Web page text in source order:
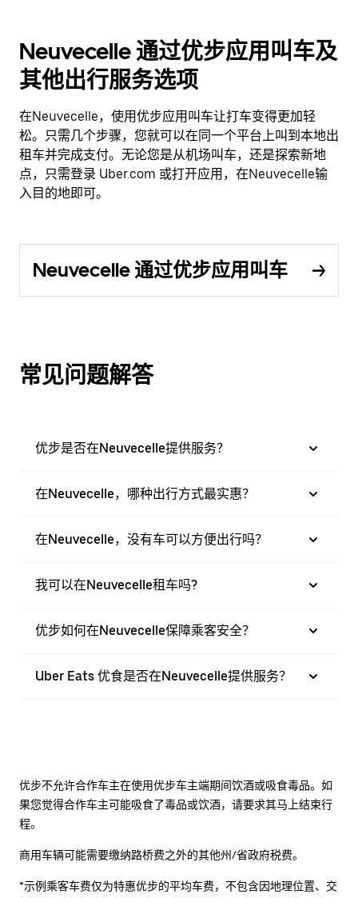
Neuvecelle 通过优步应用叫车及
其他出行服务选项
在Neuvecelle，使用优步应用叫车让打车变得更加轻
松。只需几个步骤，您就可以在同一个平台上叫到本地出
租车并完成支付。无论您是从机场叫车，还是探索新地
点，只需登录 Uber.com 或打开应用，在Neuvecelle输
入目的地即可。
Neuvecelle 通过优步应用叫车
常见问题解答
优步是否在Neuvecelle提供服务？
在Neuvecelle，哪种出行方式最实惠？
在Neuvecelle，没有车可以方便出行吗？
我可以在Neuvecelle租车吗?
优步如何在Neuvecelle保障乘客安全？
Uber Eats 优食是否在Neuvecelle提供服务？
优步不允许合作车主在使用优步车主端期间饮酒或吸食毒品。如
果您觉得合作车主可能吸食了毒品或饮酒，请要求其马上结束行
程。
商用车辆可能需要缴纳路桥费之外的其他州/省政府税费。
*示例乘客车费仅为特惠优步的平均车费，不包含因地理位置、交